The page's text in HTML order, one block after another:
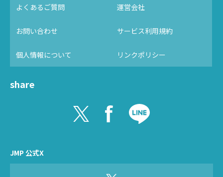
よくあるご質問 運営会社
お問い合わせ サービス利用規約
個人情報について リンクポリシー
share
JMP 公式X